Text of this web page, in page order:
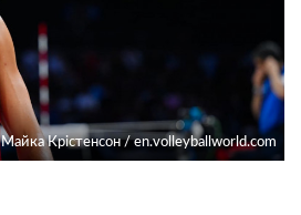
Майка Крістенсон / en.volleyballworld.com